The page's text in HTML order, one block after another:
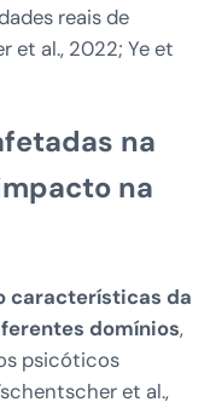
reais de
et al., 2022; Ye et
na
na
características da
domínios,
psicóticos
et al.,